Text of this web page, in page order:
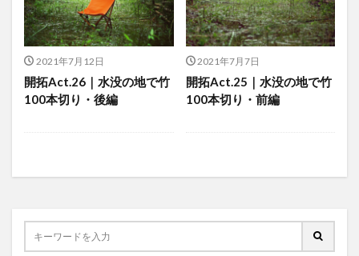
2021年7月12日
開拓Act.26｜水没の地で竹
100本切り・後編
2021年7月7日
開拓Act.25｜水没の地で竹
100本切り・前編